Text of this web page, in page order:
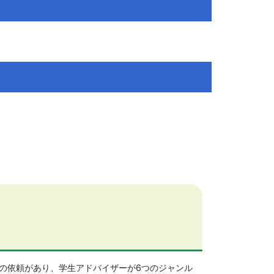
依頼があり、学生アドバイザーが6つのジャンル